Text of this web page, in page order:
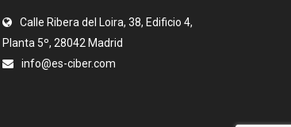
Calle Ribera del Loira, 38, Edificio 4,
Planta 5º, 28042 Madrid
info@es-ciber.com